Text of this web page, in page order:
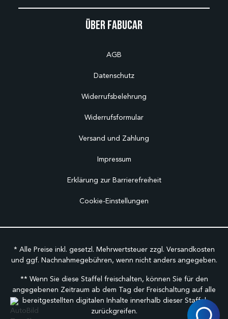
Über Fabucar
AGB
Datenschutz
Widerrufsbelehrung
Widerrufsformular
Versand und Zahlung
Impressum
Erklärung zur Barrierefreiheit
Cookie-Einstellungen
* Alle Preise inkl. gesetzl. Mehrwertsteuer zzgl. Versandkosten
und ggf. Nachnahmegebühren, wenn nicht anders angegeben.
** Wenn Sie diese Staffel freischalten, können Sie für den
angegebenen Zeitraum ab dem Tag der Freischaltung auf alle
bereitgestellten digitalen Inhalte innerhalb dieser Staffel
zurückgreifen.